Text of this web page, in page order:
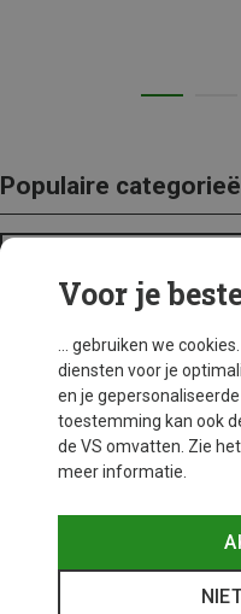
Populaire
Voor je
... gebruiken we
diensten voor je
en je
toestemming kan ook
de VS omvatten. Zie het
meer informatie.